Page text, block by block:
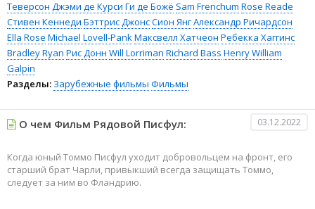
Теверсон Джэми де Курси Ги де Божё Sam Frenchum Rose Reade
Стивен Кеннеди Бэттрис ДжонсСион ЯнгАлександр Ричардсон
Ella Rose Michael Lovell-PankМаксвелл Хатчеон Ребекка Хаггинс
Bradley Ryan Рис Донн Will Lorriman Richard Bass Henry William
Galpin
Разделы: Зарубежные фильмы Фильмы
О чем Фильм Рядовой Писфул: 03.12.2022
Когда юный Томмо Писфул уходит добровольцем на фронт, его
старший брат Чарли, привыкший всегда защищать Томмо,
следует за ним во Фландрию.